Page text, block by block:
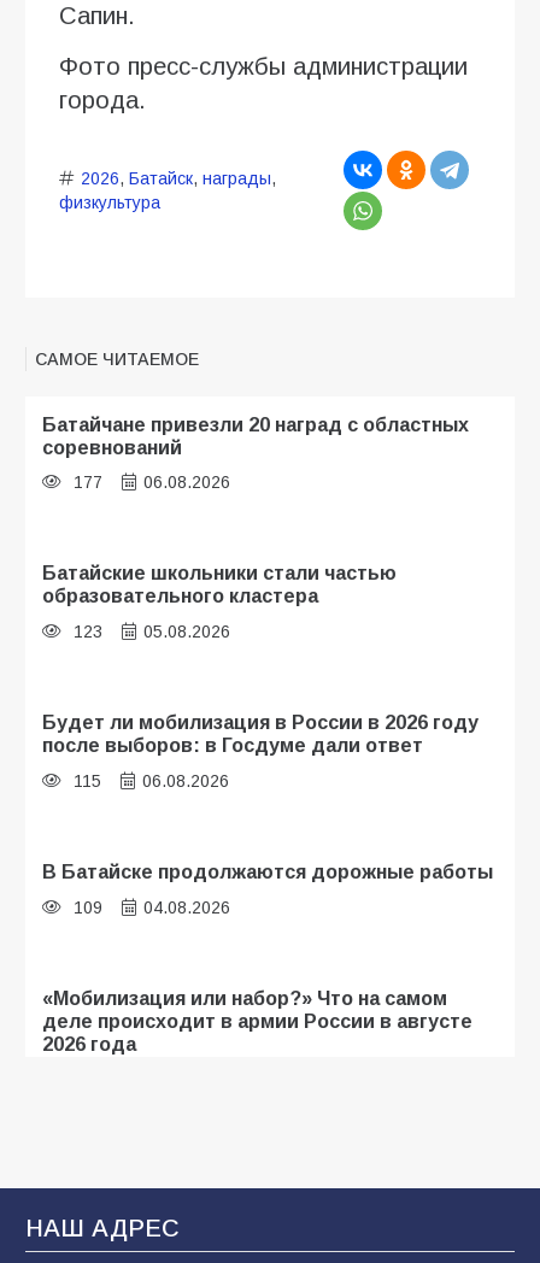
Сапин.
Фото пресс-службы администрации
города.
2026, Батайск, награды,
физкультура
САМОЕ ЧИТАЕМОЕ
Батайчане привезли 20 наград с областных
соревнований
177 06.08.2026
Батайские школьники стали частью
образовательного кластера
123 05.08.2026
Будет ли мобилизация в России в 2026 году
после выборов: в Госдуме дали ответ
115 06.08.2026
В Батайске продолжаются дорожные работы
109 04.08.2026
«Мобилизация или набор?» Что на самом
деле происходит в армии России в августе
2026 года
мастер-класс «Бумажный парашют» ко Дню
ВДВ
109 03.08.2026
НАШ АДРЕС